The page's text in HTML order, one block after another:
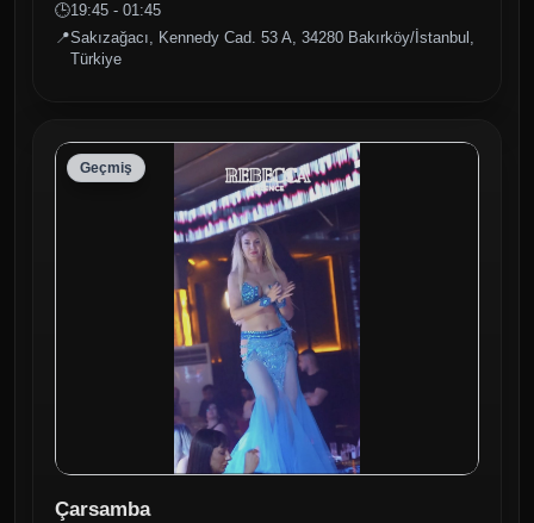
🕒19:45 - 01:45
📍Sakızağacı, Kennedy Cad. 53 A, 34280 Bakırköy/İstanbul,
Türkiye
Geçmiş
Çarsamba